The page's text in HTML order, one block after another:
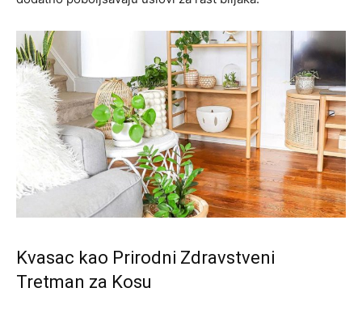
Kvasac kao Prirodni Zdravstveni
Tretman za Kosu